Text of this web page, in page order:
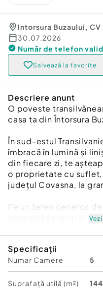
Intorsura Buzaului, CV
30.07.2026
Număr de telefon
Salvează la favorite
Descriere anunt
O poveste
casa ta din Întorsura
În sud-estul
îmbracă în lumină și
din fiecare zi, te
o proprietate cu suflet,
județul Covasna, la
Pe un teren generos
gospodărie nu îți oferă
Construită în 1970,
de 144 mp, îmbină
cămin bine gândit.
Specificații
Numar Camere 5
Suprafață utilă (m²) 144